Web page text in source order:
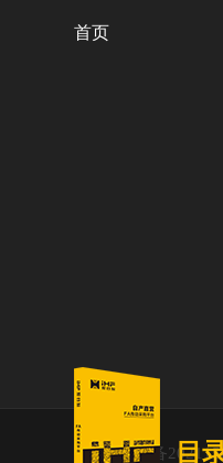
目
首页
粤ICP备